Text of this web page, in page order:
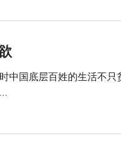
中国底层百姓的生活不